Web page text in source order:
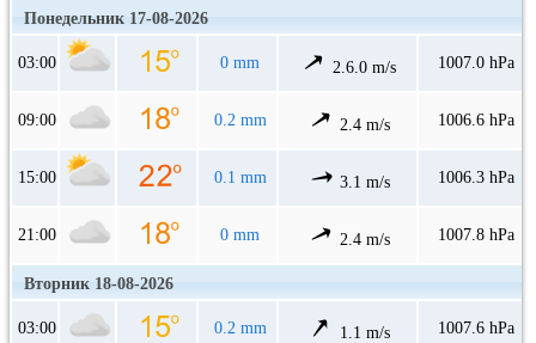
Понедельник 17-08-2026
03:00 0 mm 2.6.0 m/s 1007.0 hPa
09:00 0.2 mm 2.4 m/s 1006.6 hPa
15:00 0.1 mm 3.1 m/s 1006.3 hPa
21:00 0 mm 2.4 m/s 1007.8 hPa
Вторник 18-08-2026
03:00 0.2 mm 1.1 m/s 1007.6 hPa